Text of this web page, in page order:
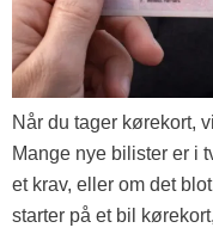
Når du tager kørekort,
Mange nye bilister er i
et krav, eller om det
starter på et bil